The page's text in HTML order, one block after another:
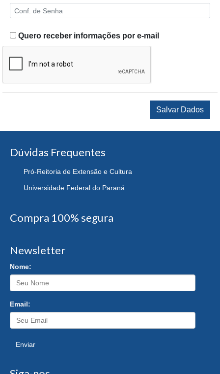
Quero receber informações por e-mail
Salvar Dados
Dúvidas Frequentes
Pró-Reitoria de Extensão e Cultura
Universidade Federal do Paraná
Compra 100% segura
Newsletter
Nome:
Email:
Enviar